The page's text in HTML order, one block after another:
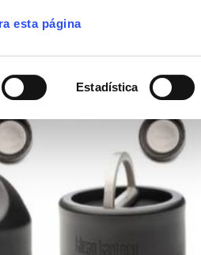
esta página
Estadística